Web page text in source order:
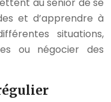
et d’apprendre à
situations,
ou négocier des